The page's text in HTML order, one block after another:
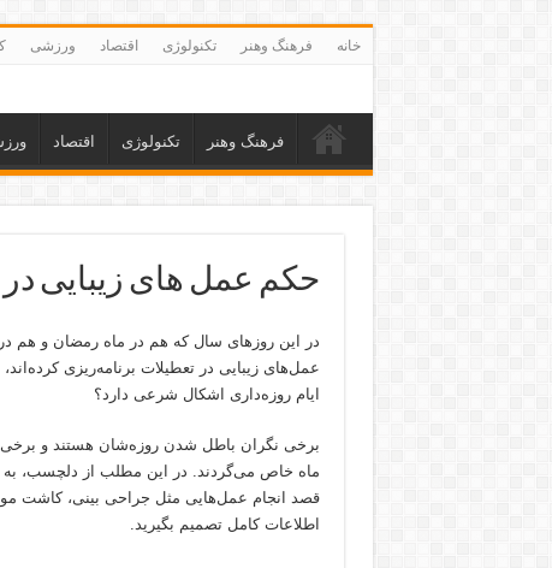
خانه فرهنگ وهنر تکنولوژی اقتصاد ورزشی
فرهنگ وهنر تکنولوژی اقتصاد
حکم عمل های زیبایی
در این روزهای سال که هم در ماه رمضان و هم در
عمل‌های زیبایی در تعطیلات برنامه‌ریزی
ایام روزه‌داری اشکال شرعی دارد؟
برخی نگران باطل شدن روزه‌شان هستند و برخی
ماه خاص می‌گردند. در این مطلب از دلچسب،
قصد انجام عمل‌هایی مثل جراحی بینی، کاشت
اطلاعات کامل تصمیم بگیرید.